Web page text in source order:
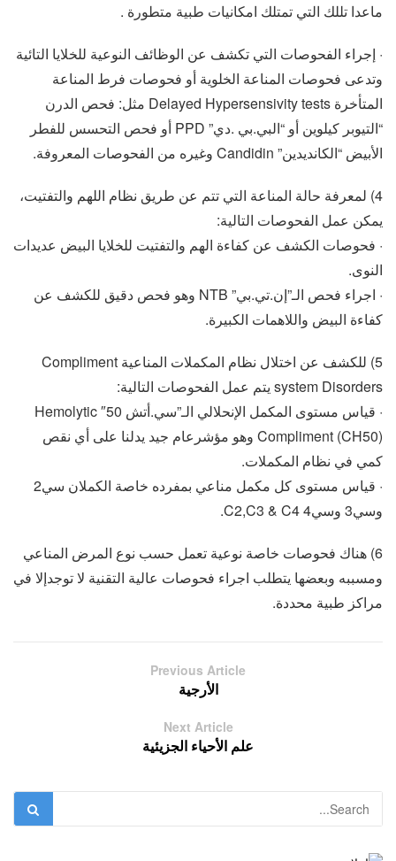
ماعدا تللك التي تمتلك امكانيات طبية متطورة .
· إجراء الفحوصات التي تكشف عن الوظائف النوعية للخلايا التائية
وتدعى فحوصات المناعة الخلوية أو فحوصات فرط المناعة
المتأخرة Delayed Hypersensivity tests مثل: فحص الدرن
“التيوبر كيلوين أو “البي.بي .دي” PPD أو فحص التحسس للفطر
الأبيض “الكانديدين” Candidin وغيره من الفحوصات المعروفة.
4) لمعرفة حالة المناعة التي تتم عن طريق نظام اللهم والتفتيت،
يمكن عمل الفحوصات التالية:
· فحوصات الكشف عن كفاءة الهم والتفتيت للخلايا البيض عديدات
النوى.
· اجراء فحص الـ”إن.تي.بي” NTB وهو فحص دقيق للكشف عن
كفاءة البيض واللاهمات الكبيرة.
5) للكشف عن اختلال نظام المكملات المناعية Compliment
system Disorders يتم عمل الفحوصات التالية:
· قياس مستوى المكمل الإنحلالي الـ”سي.أتش 50″ Hemolytic
Compliment (CH50) وهو مؤشرعام جيد يدلنا على أي نقص
كمي في نظام المكملات.
· قياس مستوى كل مكمل مناعي بمفرده خاصة الكملان سي2
وسي3 وسي4 C2,C3 & C4.
6) هناك فحوصات خاصة نوعية تعمل حسب نوع المرض المناعي
ومسببه وبعضها يتطلب اجراء فحوصات عالية التقنية لا توجدإلا في
مراكز طبية محددة.
Previous Article
الأرجية
Next Article
علم الأحياء الجزيئية